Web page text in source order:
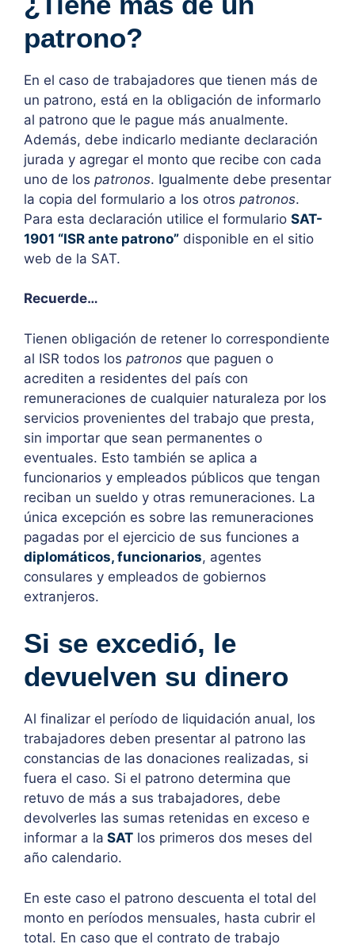
patrono?
En el caso de trabajadores que tienen más de
un patrono, está en la obligación de informarlo
al patrono que le pague más anualmente.
Además, debe indicarlo mediante declaración
jurada y agregar el monto que recibe con cada
uno de los patronos. Igualmente debe presentar
la copia del formulario a los otros patronos.
Para esta declaración utilice el formulario SAT-
1901 “ISR ante patrono” disponible en el sitio
web de la SAT.
Recuerde…
Tienen obligación de retener lo correspondiente
al ISR todos los patronos que paguen o
acrediten a residentes del país con
remuneraciones de cualquier naturaleza por los
servicios provenientes del trabajo que presta,
sin importar que sean permanentes o
eventuales. Esto también se aplica a
funcionarios y empleados públicos que tengan
reciban un sueldo y otras remuneraciones. La
única excepción es sobre las remuneraciones
pagadas por el ejercicio de sus funciones a
diplomáticos, funcionarios, agentes
consulares y empleados de gobiernos
extranjeros.
Si se excedió, le
devuelven su dinero
Al finalizar el período de liquidación anual, los
trabajadores deben presentar al patrono las
constancias de las donaciones realizadas, si
fuera el caso. Si el patrono determina que
retuvo de más a sus trabajadores, debe
devolverles las sumas retenidas en exceso e
informar a la SAT los primeros dos meses del
año calendario.
En este caso el patrono descuenta el total del
monto en períodos mensuales, hasta cubrir el
total. En caso que el contrato de trabajo